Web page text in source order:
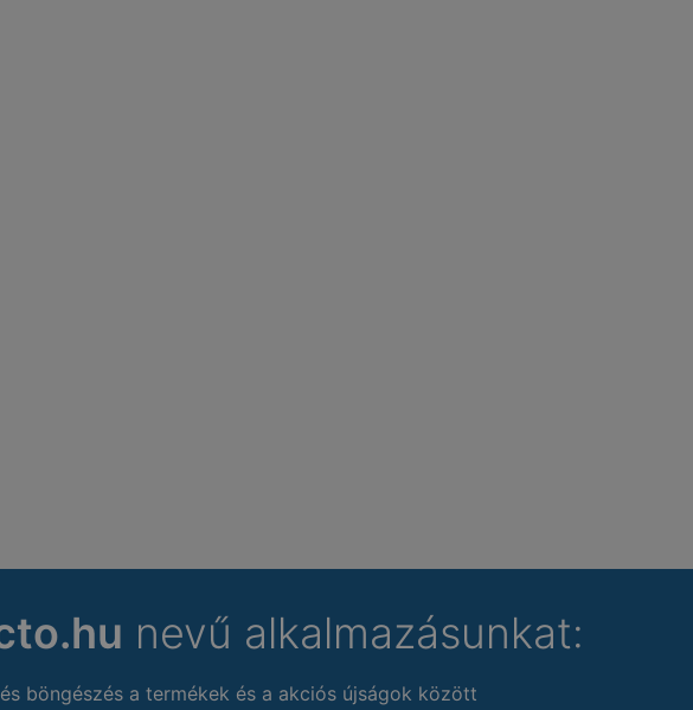
nevű alkalmazásunkat:
böngészés a termékek és a akciós újságok között